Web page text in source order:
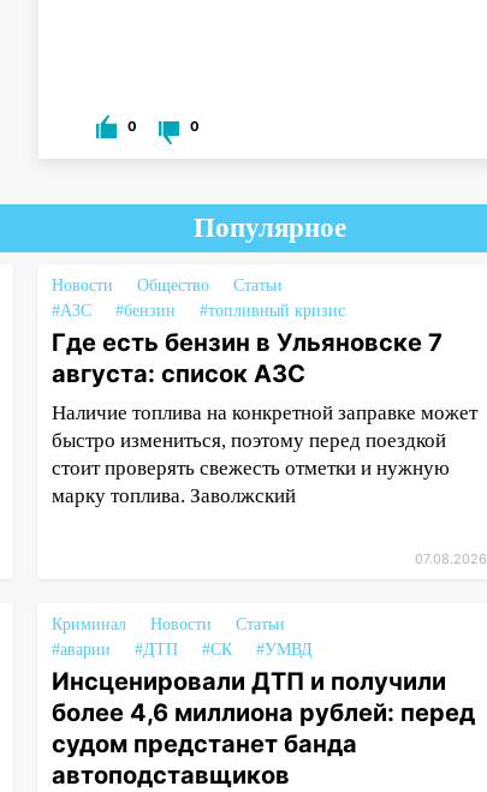
0 0
Популярное
Новости Общество
Статьи
#АЗС
#бензин #топливный кризис
Где есть бензин в Ульяновске 7
августа: список АЗС
Наличие топлива на конкретной заправке может
быстро измениться, поэтому перед поездкой
стоит проверять свежесть отметки и нужную
марку топлива. Заволжский
07.08.2026
Криминал Новости
Статьи
#аварии
#ДТП #СК #УМВД
Инсценировали ДТП и получили
более 4,6 миллиона рублей: перед
судом предстанет банда
автоподставщиков